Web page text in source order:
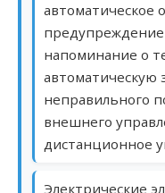
автоматическое
предупреждение
напоминание о
автоматическую
неправильного
внешнего
дистанционное
Электрические